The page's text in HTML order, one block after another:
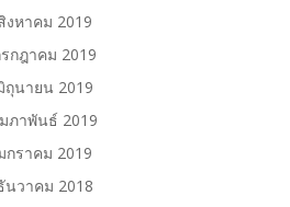
งหาคม 2019
กฎาคม 2019
ถุนายน 2019
ภาพันธ์ 2019
กราคม 2019
นวาคม 2018